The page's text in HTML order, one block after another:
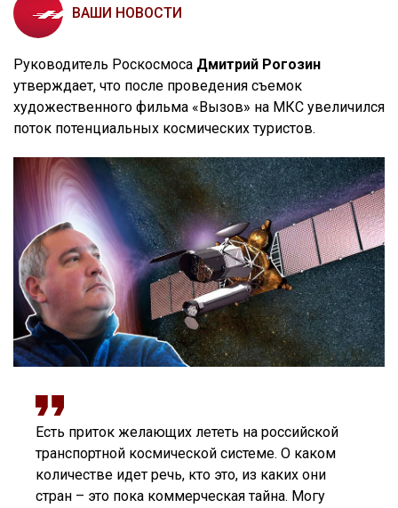
ВАШИ НОВОСТИ
Руководитель Роскосмоса Дмитрий Рогозин
утверждает, что после проведения съемок
художественного фильма «Вызов» на МКС увеличился
поток потенциальных космических туристов.
Есть приток желающих лететь на российской
транспортной космической системе. О каком
количестве идет речь, кто это, из каких они
стран – это пока коммерческая тайна. Могу